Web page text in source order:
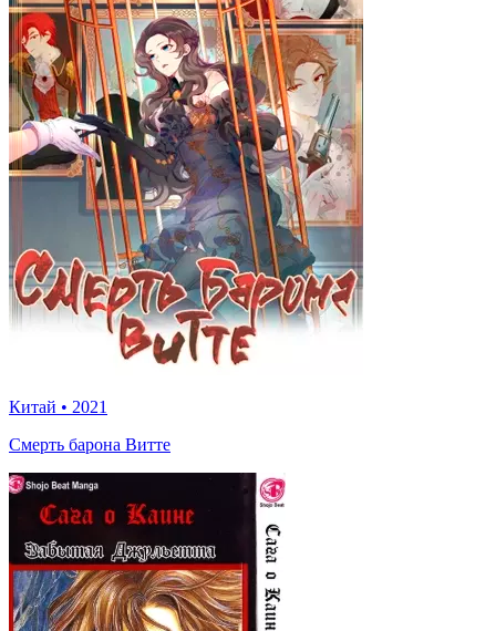
Китай • 2021
Смерть барона Витте